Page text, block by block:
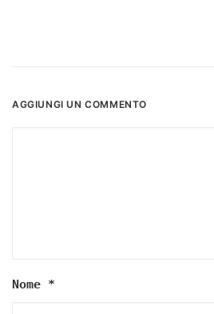
AGGIUNGI UN COMMENTO
Nome *